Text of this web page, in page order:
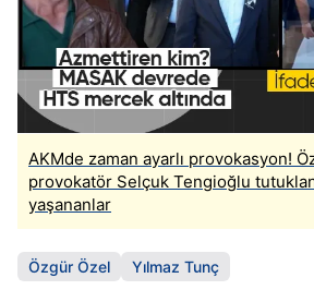
AKMde zaman ayarlı provokasyon!
provokatör Selçuk Tengioğlu
yaşananlar
Özgür Özel Yılmaz Tunç